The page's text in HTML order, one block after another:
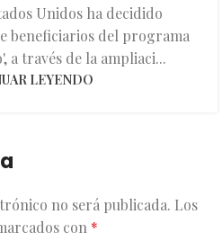
Unidos ha decidido
beneficiarios del programa
a través de la ampliaci...
LEYENDO
no será publicada. Los
con *